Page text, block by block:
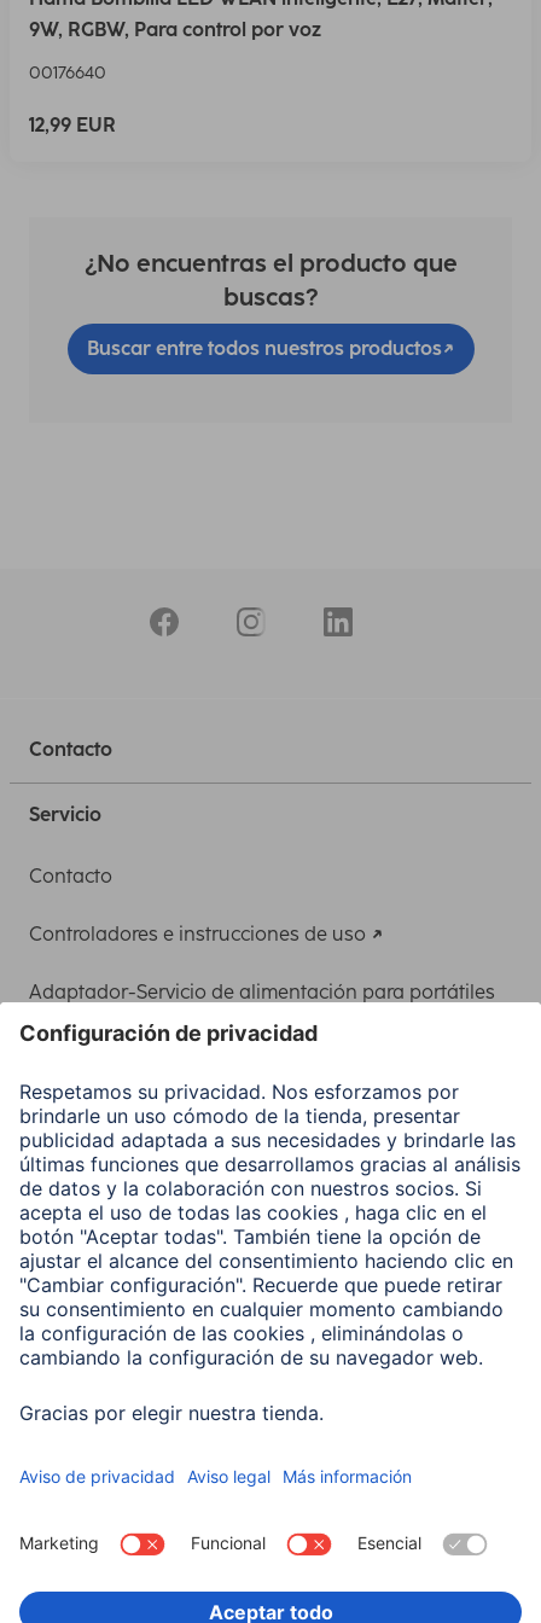
9W, RGBW, Para control por voz
00176640
12,99 EUR
¿No encuentras el producto que
buscas?
Buscar entre todos nuestros productos
Contacto
Servicio
Contacto
Controladores e instrucciones de uso
Adaptador-Servicio de alimentación para portátiles
Clientes online
Conviértete en distribuidor
Compañía
Historia de la empresa
Hama en todo el Mundo
Sostenibilidad
Business-Portal